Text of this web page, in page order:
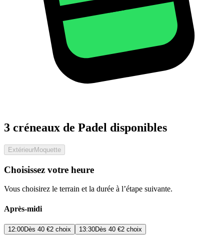
3 créneaux de Padel disponibles
ExtérieurMoquette
Choisissez votre heure
Vous choisirez le terrain et la durée à l’étape suivante.
Après-midi
12:00Dès 40 €2 choix 13:30Dès 40 €2 choix